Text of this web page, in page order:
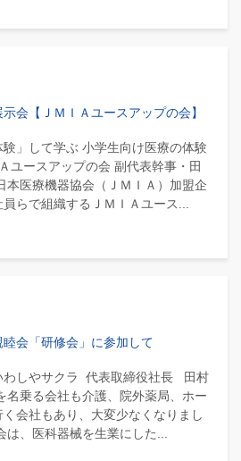
会【ＪＭＩＡユースアップの会】
験」して学ぶ 小学生向け医療の体験
ユースアップの会 副代表幹事・田
本医療機器協会（ＪＭＩＡ）加盟企
らで組織するＪＭＩＡユース...
睦会「研修会」に参加して
わしやサクラ 代表取締役社長 田村
名乗る会社も介護、院外薬局、ホー
会社もあり、大変少なくなりまし
、医科器械を生業にした...